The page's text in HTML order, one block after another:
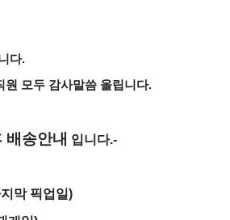
다.
원 모두 감사말씀 올립니다.
송안내 입니다.-
막 픽업일)